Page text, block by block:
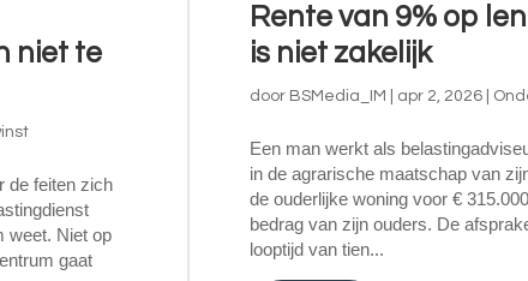
niet te
de feiten zich
weet. Niet op
gaat
Rente van 9% op
is niet zakelijk
door BSMedia_IM apr 2, 2026
Een man werkt als
in de agrarische maatschap van
de ouderlijke woning voor €
bedrag van zijn ouders. De
looptijd van tien...